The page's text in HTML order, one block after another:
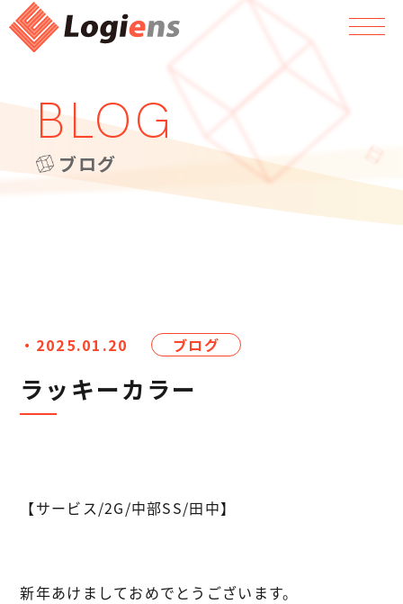
BLOG
ブログ
・2025.01.20 ブログ
ラッキーカラー
【サービス/2G/中部SS/田中】
新年あけましておめでとうございます。